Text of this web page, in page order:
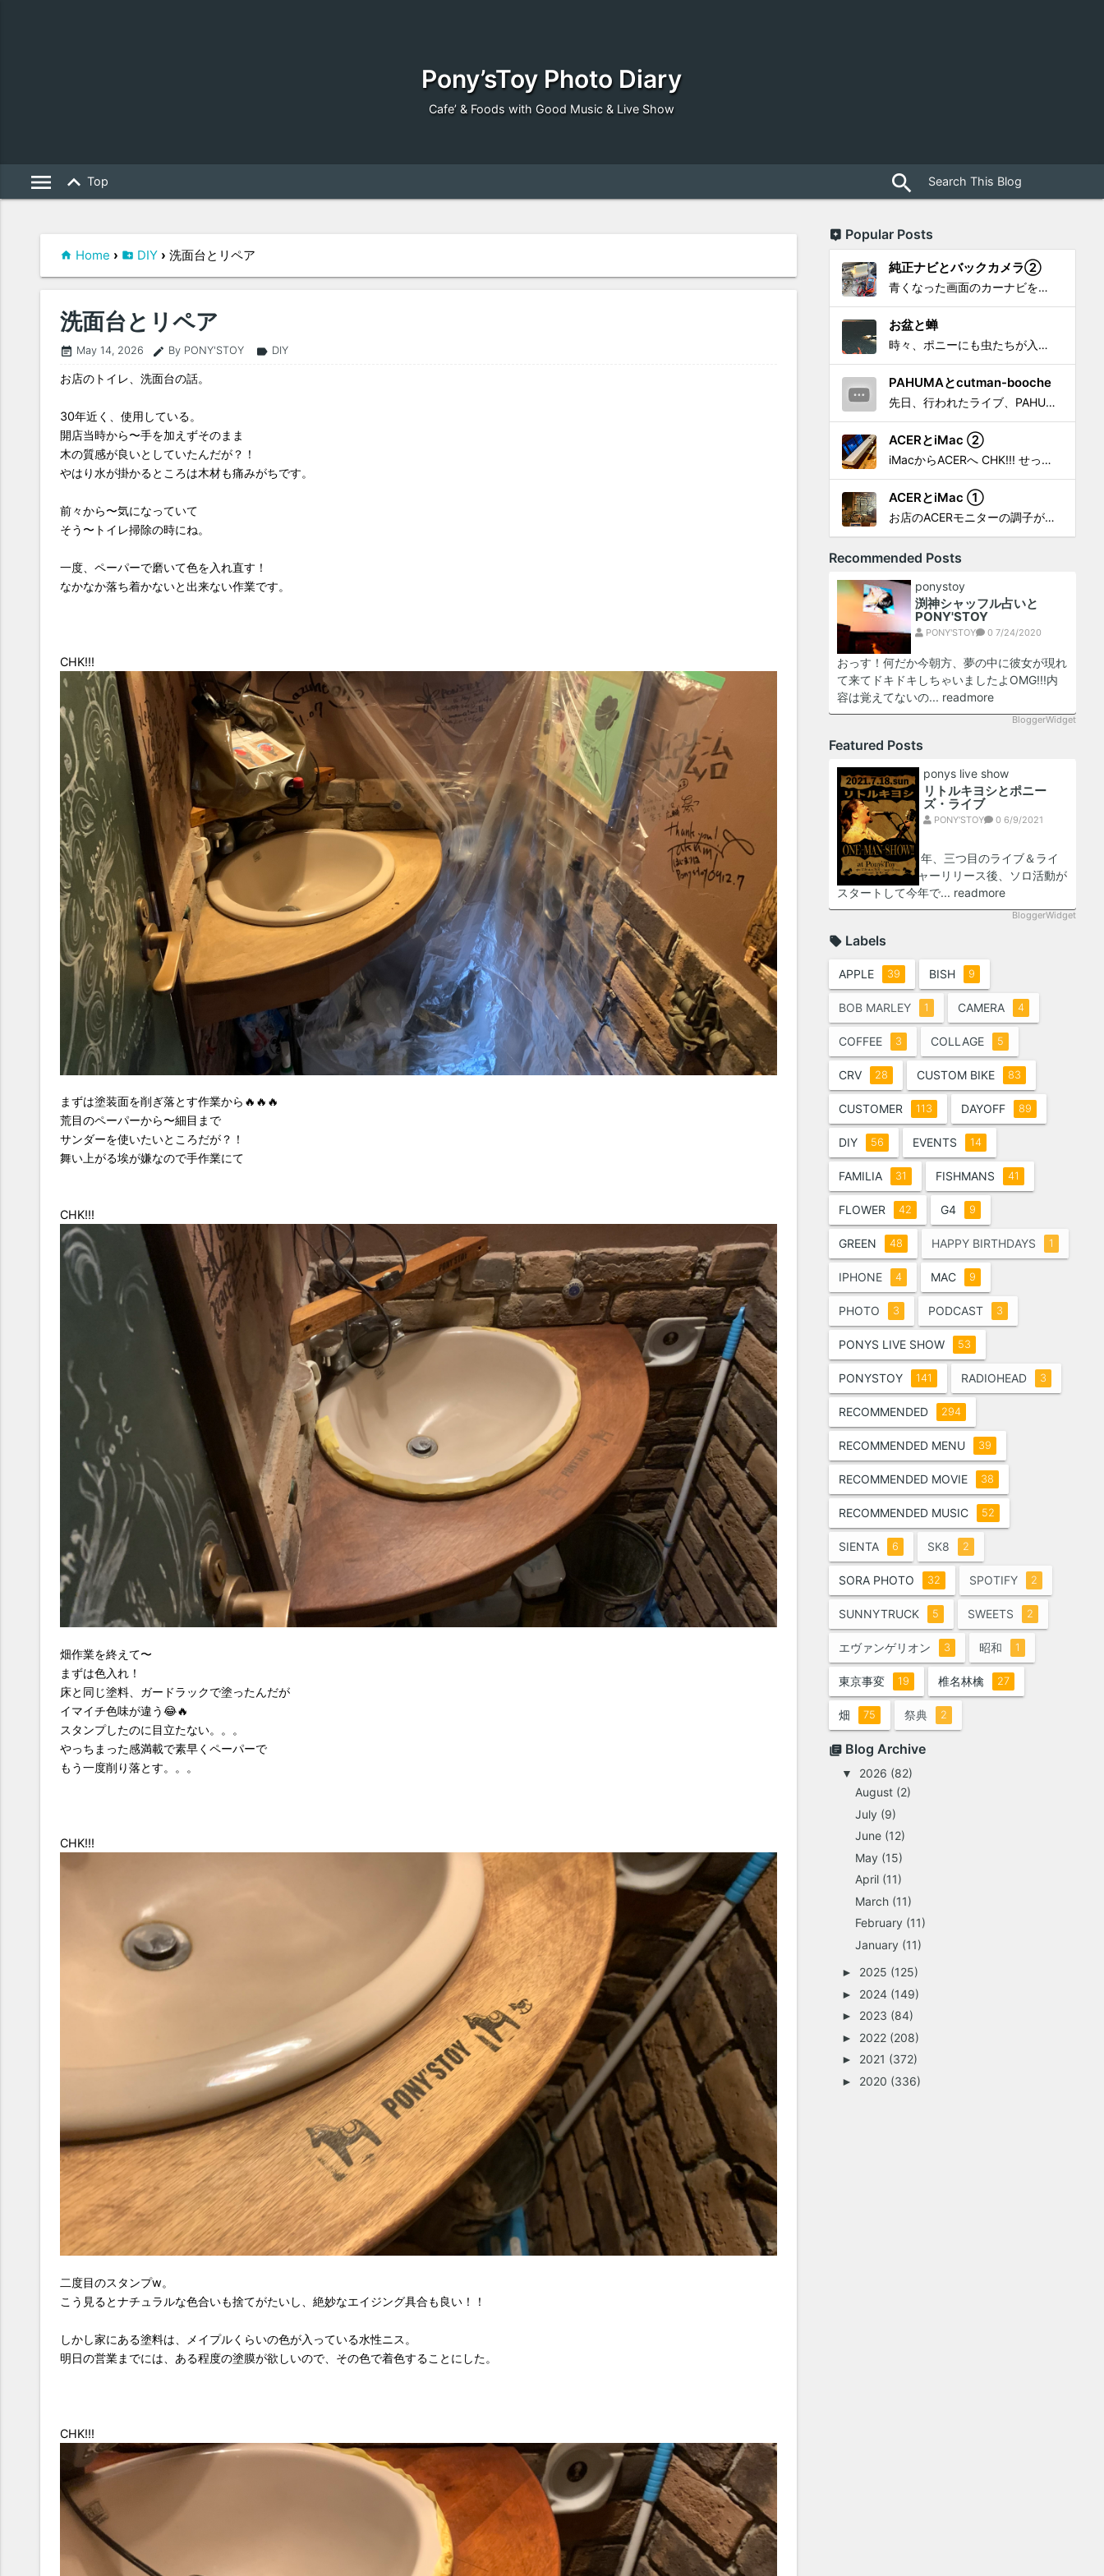
Pony’sToy Photo Diary
Cafe’ & Foods with Good Music & Live Show
menu keyboard_arrow_up Top search
Home › DIY › 洗面台とリペア
洗面台とリペア
event_note May 14, 2026 edit By PONY'STOY label DIY
お店のトイレ、洗面台の話。
30年近く、使用している。
開店当時から〜手を加えずそのまま
木の質感が良いとしていたんだが？！
やはり水が掛かるところは木材も痛みがちです。
前々から〜気になっていて
そう〜トイレ掃除の時にね。
一度、ペーパーで磨いて色を入れ直す！
なかなか落ち着かないと出来ない作業です。
CHK!!!
まずは塗装面を削ぎ落とす作業から🔥🔥🔥
荒目のペーパーから〜細目まで
サンダーを使いたいところだが？！
舞い上がる埃が嫌なので手作業にて
CHK!!!
畑作業を終えて〜
まずは色入れ！
床と同じ塗料、ガードラックで塗ったんだが
イマイチ色味が違う😂🔥
スタンプしたのに目立たない。。。
やっちまった感満載で素早くペーパーで
もう一度削り落とす。。。
CHK!!!
二度目のスタンプw。
こう見るとナチュラルな色合いも捨てがたいし、絶妙なエイジング具合も良い！！
しかし家にある塗料は、メイプルくらいの色が入っている水性ニス。
明日の営業までには、ある程度の塗膜が欲しいので、その色で着色することにした。
CHK!!!
Popular Posts
純正ナビとバックカメラ②
青くなった画面のカーナビをポン付で簡単に交換、出来ると思っていたら意外と闇多め!!!なDAY①から続く今回は、DAY②。 テスターで調べてみたのだが、結果的にバックカメラからナビ裏まで来てる、配線を見つけることが出来なかった前回。気付けば闇w。 さてさて、この頃のDVDナビ的なT...
お盆と蝉
時々、ポニーにも虫たちが入ってきます。 特にお盆の頃はどの虫かと気になり探してしまう。 今まではキリギリスやすいっちょん、今思えば今年は蝉だったのかな。
PAHUMAとcutman-booche
先日、行われたライブ、PAHUMA a.k.a 金 佑龍 at PONY'STOYから〜 cutman-booche時代の楽曲「立ち上がれ」を映像化させてもらいました。 茅ヶ崎の名店 FROGGIES〜さんで ウリョンはマンススリー・ライブを行っています！ そのライブでウ...
ACERとiMac ②
iMacからACERへ CHK!!! せっかく設置したんだけど〜 画面が真っ暗じゃしょうがないわな。 元のACERモニターを再度、設置🔥 画面のチラツキ、乱れなど不具合、多めですが 見れないより良い。 iMacへ繋いだ時、疑問があった。 せっかくの解像度を生かしてないこと。 2...
ACERとiMac ①
お店のACERモニターの調子がイマイチなので魔改造したiMacと入れ替え 外は豪雨、何処へも行かない火曜。 コツコツ作業スタートです!!! CHK!!! 何年かぶりにモニターを降ろした。 配線がぐちゃぐちゃ😂 要らないケーブルなど、使っていない部材などなど片付けて、拭き掃除w。...
Recommended Posts
ponystoy
渕神シャッフル占いと
PONY'STOY
PONY'STOY 0 7/24/2020
おっす！何だか今朝方、夢の中に彼女が現れ
て来てドキドキしちゃいましたよOMG!!!内
容は覚えてないの... readmore
BloggerWidget
Featured Posts
ponys live show
リトルキヨシとポニー
ズ・ライブ
PONY'STOY 0 6/9/2021
おっす！！2021年、三つ目のライブ＆ライ
ブ告知！！メジャーリリース後、ソロ活動が
スタートして今年で... readmore
BloggerWidget
Labels
APPLE 39 BISH 9
BOB MARLEY 1 CAMERA 4
COFFEE 3 COLLAGE 5
CRV 28 CUSTOM BIKE 83
CUSTOMER 113 DAYOFF 89
DIY 56 EVENTS 14
FAMILIA 31 FISHMANS 41
FLOWER 42 G4 9
GREEN 48 HAPPY BIRTHDAYS 1
IPHONE 4 MAC 9
PHOTO 3 PODCAST 3
PONYS LIVE SHOW 53
PONYSTOY 141 RADIOHEAD 3
RECOMMENDED 294
RECOMMENDED MENU 39
RECOMMENDED MOVIE 38
RECOMMENDED MUSIC 52
SIENTA 6 SK8 2
SORA PHOTO 32 SPOTIFY 2
SUNNYTRUCK 5 SWEETS 2
エヴァンゲリオン 3 昭和 1
東京事変 19 椎名林檎 27
畑 75 祭典 2
Blog Archive
▼ 2026 (82)
August (2)
July (9)
June (12)
May (15)
April (11)
March (11)
February (11)
January (11)
► 2025 (125)
► 2024 (149)
► 2023 (84)
► 2022 (208)
► 2021 (372)
► 2020 (336)